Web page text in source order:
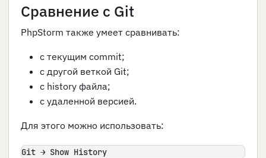
Сравнение с Git
PhpStorm также умеет сравнивать:
с текущим commit;
с другой веткой Git;
с history файла;
с удаленной версией.
Для этого можно использовать:
Git → Show History